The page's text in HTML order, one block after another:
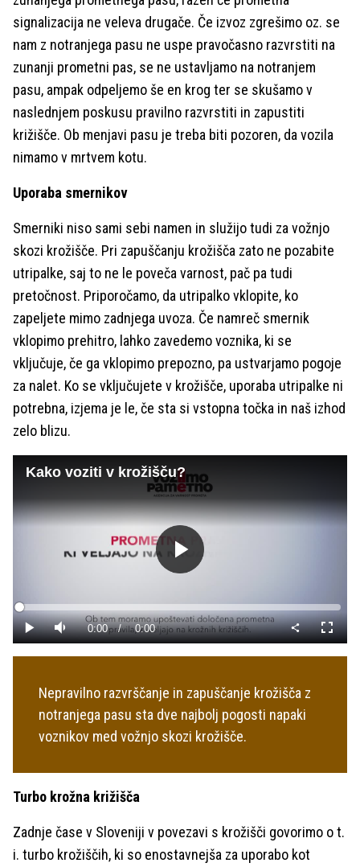
signalizacija ne veleva drugače. Če izvoz zgrešimo oz. se
nam z notranjega pasu ne uspe pravočasno razvrstiti na
zunanji prometni pas, se ne ustavljamo na notranjem
pasu, ampak odpeljemo še en krog ter se skušamo v
naslednjem poskusu pravilno razvrstiti in zapustiti
križišče. Ob menjavi pasu je treba biti pozoren, da vozila
nimamo v mrtvem kotu.
Uporaba smernikov
Smerniki niso sami sebi namen in služijo tudi za vožnjo
skozi krožišče. Pri zapuščanju krožišča zato ne pozabite
utripalke, saj to ne le poveča varnost, pač pa tudi
pretočnost. Priporočamo, da utripalko vklopite, ko
zapeljete mimo zadnjega uvoza. Če namreč smernik
vklopimo prehitro, lahko zavedemo voznika, ki se
vključuje, če ga vklopimo prepozno, pa ustvarjamo pogoje
za nalet. Ko se vključujete v krožišče, uporaba utripalke ni
potrebna, izjema je le, če sta si vstopna točka in naš izhod
zelo blizu.
Kako voziti v krožišču?
Predvajaj
Predvajaj
Tiho Current
Time
0:00 / Duration
0:00
Loaded:
0%
način
Nepravilno razvrščanje in zapuščanje krožišča z
notranjega pasu sta dve najbolj pogosti napaki
voznikov med vožnjo skozi krožišče.
Turbo krožna križišča
Zadnje čase v Sloveniji v povezavi s krožišči govorimo o t.
i. turbo krožiščih, ki so enostavnejša za uporabo kot